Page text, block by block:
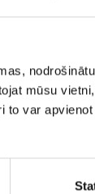
mūsu
var